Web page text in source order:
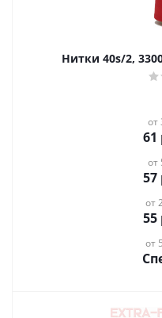
Нитки 40s/2,
от
61
от
57
от
55
от